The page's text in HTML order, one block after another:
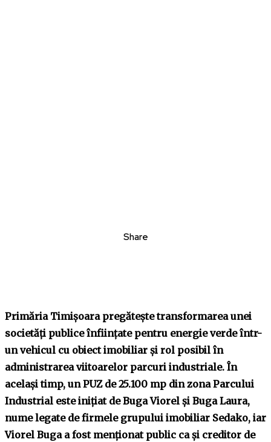
Share
Primăria Timișoara pregătește transformarea unei
societăți publice înființate pentru energie verde într-
un vehicul cu obiect imobiliar și rol posibil în
administrarea viitoarelor parcuri industriale. În
același timp, un PUZ de 25.100 mp din zona Parcului
Industrial este inițiat de Buga Viorel și Buga Laura,
nume legate de firmele grupului imobiliar Sedako, iar
Viorel Buga a fost menționat public ca și creditor de